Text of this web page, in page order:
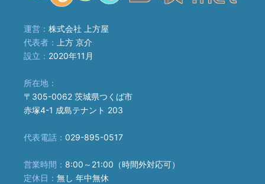
運営： 株式会社 上方屋
代表者：
上方 京介
設立： 2020年11月
所在地：
〒305-0062 茨城県つくば市
赤塚4-1 成島テナント 203
代表電話： 029-895-0517
営業時間： 8:00～21:00（時間外対応可）
定休日： 無し 年中無休